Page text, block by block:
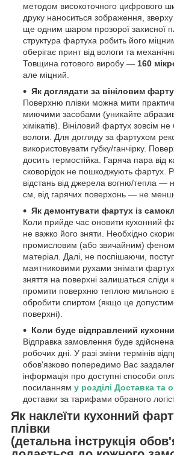
методом високоточного цифрового
друку наноситься зображення, зверху
ще одним шаром прозорої захисної
структура фартуха робить його
оберігає принт від вологи та
Товщина готового виробу — 160
але міцний.
Як доглядати за вініловим
Поверхню плівки можна мити
миючими засобами (уникайте
хімікатів). Вініловий фартух зовсім
вологи. Для догляду за фартухом
використовувати губку/ганчірку.
досить термостійка. Гаряча пара від
сковорідок не пошкоджують фартух.
відстань від джерела вогню/тепла
см, від гарячих поверхонь — не
Як демонтувати фартух із
Коли прийде час оновити кухонний
не важко його зняти. Необхідно
промисловим (або звичайним) феном,
матеріал. Далі, не поспішаючи,
маятниковими рухами знімати
зняття на поверхні залишаться сліди
промити поверхню теплою мильною
обробити спиртом (якщо це
поверхні).
Коли буде відправлений
Відправка замовлення буде
робочих дні. У разі зміни термінів
обов'язково попередимо Вас
інформація про доступні способи
посиланням у розділі Доставка та
доставки за тарифами обраного
Як наклеїти кухонний
плівки
(детальна інструкція